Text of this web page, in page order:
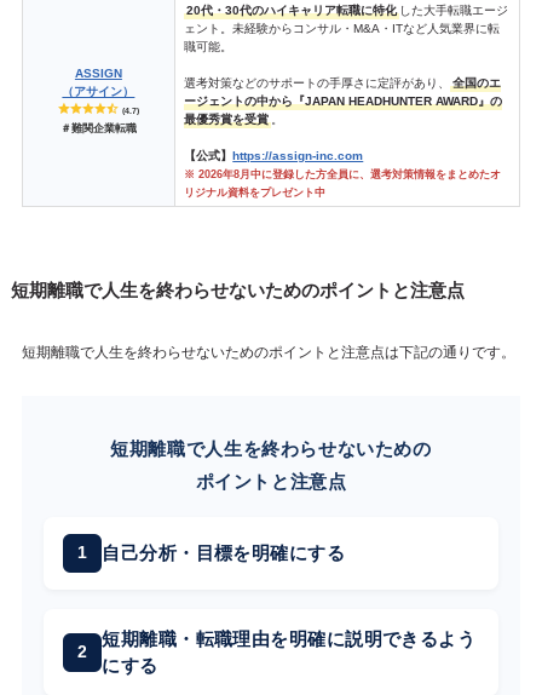
ASSIGN
（アサイン）
(4.7)
＃難関企業転職
20代・30代のハイキャリア転職に特化 した大手転職エージ
ェント。未経験からコンサル・M&A・ITなど人気業界に転
職可能。
選考対策などのサポートの手厚さに定評があり、全国のエ
ージェントの中から『JAPAN HEADHUNTER AWARD』の
最優秀賞を受賞 。
【公式】 https://assign-inc.com
※ 2026年8月中に登録した方全員に、選考対策情報をまとめたオ
リジナル資料をプレゼント中
短期離職で人生を終わらせないためのポイントと注意点
短期離職で人生を終わらせないためのポイントと注意点は下記の通りです。
短期離職で人生を終わらせないための
ポイントと注意点
自己分析・目標を明確にする
短期離職・転職理由を明確に説明できるよう
にする